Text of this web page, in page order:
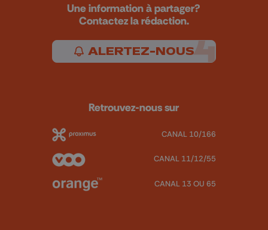
Une information à partager?
Contactez la rédaction.
ALERTEZ-NOUS
Retrouvez-nous sur
CANAL 10/166
CANAL 11/12/55
CANAL 13 OU 65